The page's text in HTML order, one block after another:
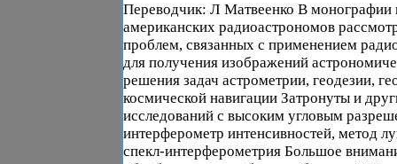
Переводчик: Л Матвеенко В монографии
американских радиоастрономов
проблем, связанных с применением
для получения изображений
решения задач астрометрии, геодезии,
космической навигации Затронуты и
исследований с высоким угловым
интерферометр интенсивностей, метод
спекл-интерферометрия Большое